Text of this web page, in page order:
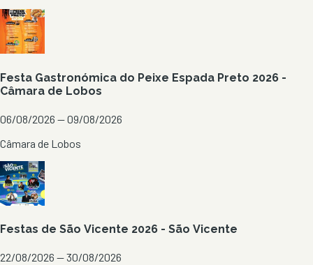
Festa Gastronómica do Peixe Espada Preto 2026 -
Câmara de Lobos
06/08/2026 — 09/08/2026
Câmara de Lobos
Festas de São Vicente 2026 - São Vicente
22/08/2026 — 30/08/2026